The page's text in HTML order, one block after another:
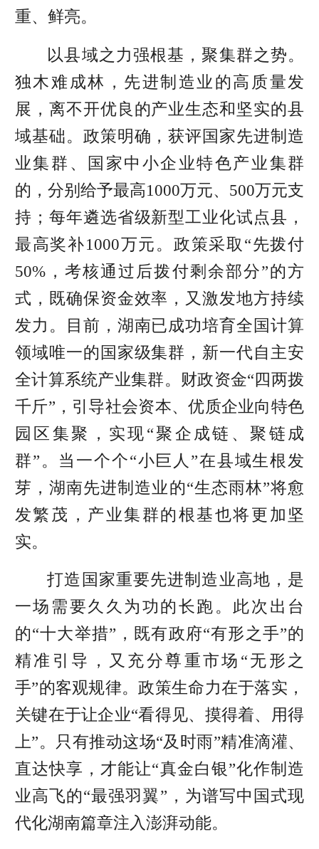
重、鲜亮。
以县域之力强根基，聚集群之势。
独木难成林，先进制造业的高质量发
展，离不开优良的产业生态和坚实的县
域基础。政策明确，获评国家先进制造
业集群、国家中小企业特色产业集群
的，分别给予最高1000万元、500万元支
持；每年遴选省级新型工业化试点县，
最高奖补1000万元。政策采取“先拨付
50%，考核通过后拨付剩余部分”的方
式，既确保资金效率，又激发地方持续
发力。目前，湖南已成功培育全国计算
领域唯一的国家级集群，新一代自主安
全计算系统产业集群。财政资金“四两拨
千斤”，引导社会资本、优质企业向特色
园区集聚，实现“聚企成链、聚链成
群”。当一个个“小巨人”在县域生根发
芽，湖南先进制造业的“生态雨林”将愈
发繁茂，产业集群的根基也将更加坚
实。
打造国家重要先进制造业高地，是
一场需要久久为功的长跑。此次出台
的“十大举措”，既有政府“有形之手”的
精准引导，又充分尊重市场“无形之
手”的客观规律。政策生命力在于落实，
关键在于让企业“看得见、摸得着、用得
上”。只有推动这场“及时雨”精准滴灌、
直达快享，才能让“真金白银”化作制造
业高飞的“最强羽翼”，为谱写中国式现
代化湖南篇章注入澎湃动能。